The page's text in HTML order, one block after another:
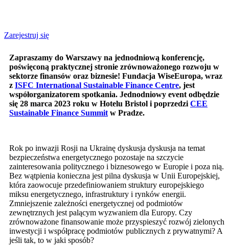
Zarejestruj się
Zapraszamy do Warszawy na jednodniową konferencję,
poświęconą praktycznej stronie zrównoważonego rozwoju w
sektorze finansów oraz biznesie! Fundacja WiseEuropa, wraz
z ISFC International Sustainable Finance Centre, jest
współorganizatorem spotkania. Jednodniowy event odbędzie
się 28 marca 2023 roku w Hotelu Bristol i poprzedzi CEE
Sustainable Finance Summit w Pradze.
Rok po inwazji Rosji na Ukrainę dyskusja dyskusja na temat
bezpieczeństwa energetycznego pozostaje na szczycie
zainteresowania politycznego i biznesowego w Europie i poza nią.
Bez wątpienia konieczna jest pilna dyskusja w Unii Europejskiej,
która zaowocuje przedefiniowaniem struktury europejskiego
miksu energetycznego, infrastruktury i rynków energii.
Zmniejszenie zależności energetycznej od podmiotów
zewnętrznych jest palącym wyzwaniem dla Europy. Czy
zrównoważone finansowanie może przyspieszyć rozwój zielonych
inwestycji i współpracę podmiotów publicznych z prywatnymi? A
jeśli tak, to w jaki sposób?